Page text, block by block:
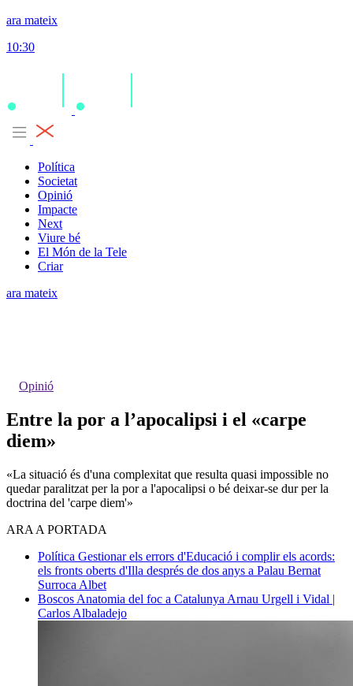
ara mateix
10:30
Política
Societat
Opinió
Impacte
Next
Viure bé
El Món de la Tele
Criar
ara mateix
Opinió
Entre la por a l’apocalipsi i el «carpe
diem»
«La situació és d'una complexitat que resulta quasi impossible no
quedar paralitzat per la por a l'apocalipsi o bé deixar-se dur per la
doctrina del 'carpe diem'»
ARA A PORTADA
Política Gestionar els errors d'Educació i complir els acords:
els fronts oberts d'Illa després de dos anys a Palau Bernat
Surroca Albet
Boscos Anatomia del foc a Catalunya Arnau Urgell i Vidal |
Carlos Albaladejo